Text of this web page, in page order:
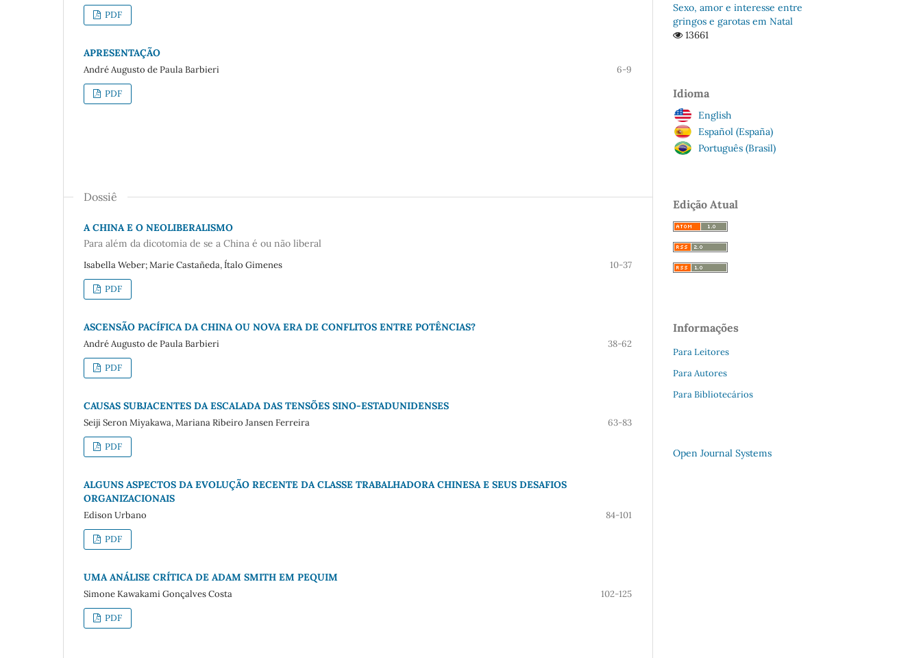
PDF
APRESENTAÇÃO
André Augusto de Paula Barbieri 6-9
PDF
Dossiê
A CHINA E O NEOLIBERALISMO
Para além da dicotomia de se a China é ou não liberal
Isabella Weber; Marie Castañeda, Ítalo Gimenes 10-37
PDF
ASCENSÃO PACÍFICA DA CHINA OU NOVA ERA DE CONFLITOS ENTRE POTÊNCIAS?
André Augusto de Paula Barbieri 38-62
PDF
CAUSAS SUBJACENTES DA ESCALADA DAS TENSÕES SINO-ESTADUNIDENSES
Seiji Seron Miyakawa, Mariana Ribeiro Jansen Ferreira 63-83
PDF
ALGUNS ASPECTOS DA EVOLUÇÃO RECENTE DA CLASSE TRABALHADORA CHINESA E SEUS DESAFIOS
ORGANIZACIONAIS
Edison Urbano 84-101
PDF
UMA ANÁLISE CRÍTICA DE ADAM SMITH EM PEQUIM
Simone Kawakami Gonçalves Costa 102-125
PDF
Sexo, amor e interesse entre
gringos e garotas em Natal
13661
Idioma
English
Español (España)
Português (Brasil)
Edição Atual
Informações
Para Leitores
Para Autores
Para Bibliotecários
Open Journal Systems